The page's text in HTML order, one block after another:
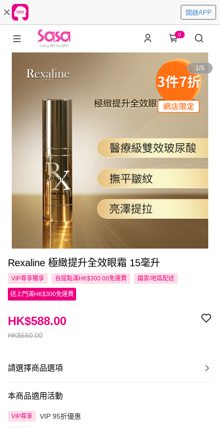
開啟APP
0
1/6
Rexaline 極緻提升全效眼霜 15毫升
VIP尊享獨享 自提點滿HK$300.00免運費 國家/地區配送
送上門滿HK$300免運費
HK$650.00
HK$588.00
請選擇商品選項
本商品適用活動
VIP尊享 VIP 95折優惠